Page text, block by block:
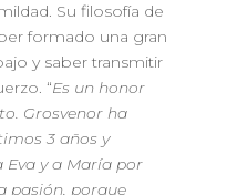
Su filosofía de
formado una gran
y saber transmitir
“Es un honor
Grosvenor ha
3 años y
y a María por
pasión, porque